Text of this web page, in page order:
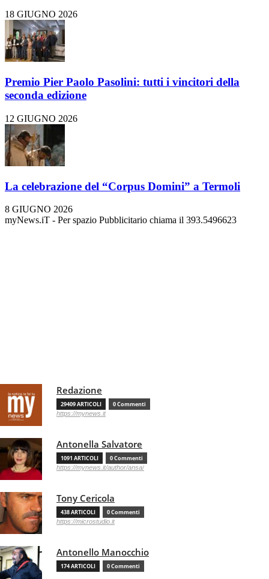
18 GIUGNO 2026
Premio Pier Paolo Pasolini: tutti i vincitori della
seconda edizione
12 GIUGNO 2026
La celebrazione del “Corpus Domini” a Termoli
8 GIUGNO 2026
myNews.iT - Per spazio Pubblicitario chiama il 393.5496623
Redazione
29409 ARTICOLI 0 Commenti
https://mynews.it
Antonella Salvatore
1091 ARTICOLI 0 Commenti
https://mynews.it/author/ansa/
Tony Cericola
438 ARTICOLI 0 Commenti
https://microstudio.it
Antonello Manocchio
174 ARTICOLI 0 Commenti